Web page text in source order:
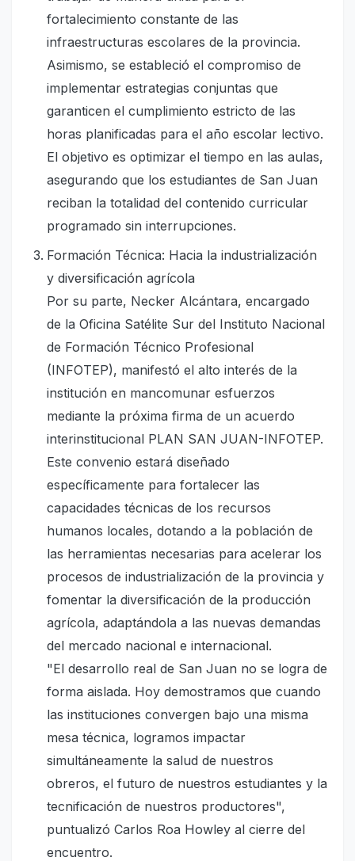
fortalecimiento constante de las
infraestructuras escolares de la provincia.
Asimismo, se estableció el compromiso de
implementar estrategias conjuntas que
garanticen el cumplimiento estricto de las
horas planificadas para el año escolar lectivo.
El objetivo es optimizar el tiempo en las aulas,
asegurando que los estudiantes de San Juan
reciban la totalidad del contenido curricular
programado sin interrupciones.
Formación Técnica: Hacia la industrialización
y diversificación agrícola
Por su parte, Necker Alcántara, encargado
de la Oficina Satélite Sur del Instituto Nacional
de Formación Técnico Profesional
(INFOTEP), manifestó el alto interés de la
institución en mancomunar esfuerzos
mediante la próxima firma de un acuerdo
interinstitucional PLAN SAN JUAN-INFOTEP.
Este convenio estará diseñado
específicamente para fortalecer las
capacidades técnicas de los recursos
humanos locales, dotando a la población de
las herramientas necesarias para acelerar los
procesos de industrialización de la provincia y
fomentar la diversificación de la producción
agrícola, adaptándola a las nuevas demandas
del mercado nacional e internacional.
"El desarrollo real de San Juan no se logra de
forma aislada. Hoy demostramos que cuando
las instituciones convergen bajo una misma
mesa técnica, logramos impactar
simultáneamente la salud de nuestros
obreros, el futuro de nuestros estudiantes y la
tecnificación de nuestros productores",
puntualizó Carlos Roa Howley al cierre del
encuentro.